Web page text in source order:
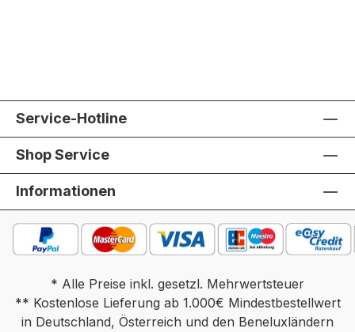
Service-Hotline
Shop Service
Informationen
* Alle Preise inkl. gesetzl. Mehrwertsteuer
** Kostenlose Lieferung ab 1.000€ Mindestbestellwert
in Deutschland, Österreich und den Beneluxländern